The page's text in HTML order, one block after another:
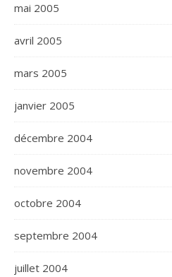
mai 2005
avril 2005
mars 2005
janvier 2005
décembre 2004
novembre 2004
octobre 2004
septembre 2004
juillet 2004